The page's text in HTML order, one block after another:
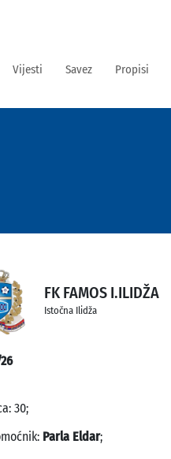
Vijesti Savez Propisi
FK FAMOS I.ILIDŽA
Istočna Ilidža
30;
Parla Eldar;